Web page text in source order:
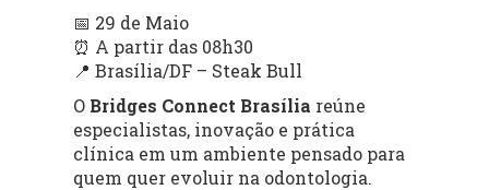
📅 29 de Maio
⏰ A partir das 08h30
📍 Brasília/DF – Steak Bull
O Bridges Connect Brasília reúne
especialistas, inovação e prática
clínica em um ambiente pensado para
quem quer evoluir na odontologia.